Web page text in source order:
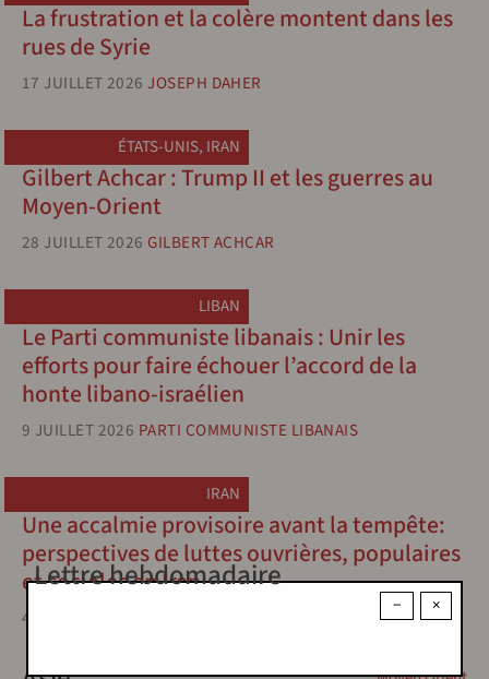
La frustration et la colère montent dans les
rues de Syrie
17 JUILLET 2026 JOSEPH DAHER
ÉTATS-UNIS, IRAN
Gilbert Achcar : Trump II et les guerres au
Moyen-Orient
28 JUILLET 2026 GILBERT ACHCAR
LIBAN
Le Parti communiste libanais : Unir les
efforts pour faire échouer l’accord de la
honte libano-israélien
9 JUILLET 2026 PARTI COMMUNISTE LIBANAIS
IRAN
Une accalmie provisoire avant la tempête:
perspectives de luttes ouvrières, populaires
et sociales en Iran
4 JUILLET 2026
×
−
Lettre hebdomadaire